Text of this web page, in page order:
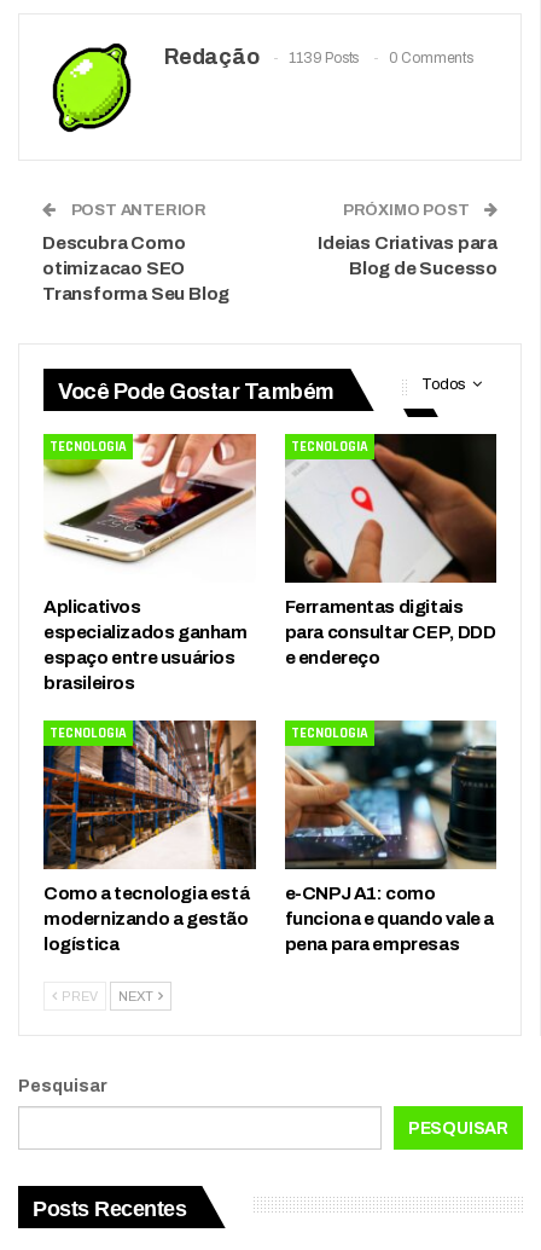
Redação 1139 Posts 0 Comments
POST ANTERIOR
Descubra Como
otimizacao SEO
Transforma Seu Blog
PRÓXIMO POST
Ideias Criativas para
Blog de Sucesso
Todos
Você Pode Gostar Também
TECNOLOGIA
Aplicativos
especializados ganham
espaço entre usuários
brasileiros
TECNOLOGIA
Ferramentas digitais
para consultar CEP, DDD
e endereço
TECNOLOGIA
Como a tecnologia está
modernizando a gestão
logística
TECNOLOGIA
e-CNPJ A1: como
funciona e quando vale a
pena para empresas
PREV NEXT
Pesquisar
PESQUISAR
Posts Recentes